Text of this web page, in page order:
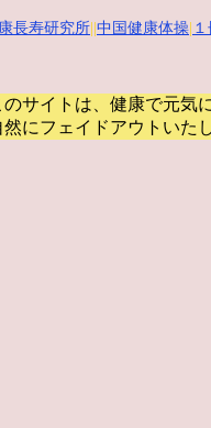
長寿研究所 中国健康体操
サイトは、健康で元気
にフェイドアウトいた